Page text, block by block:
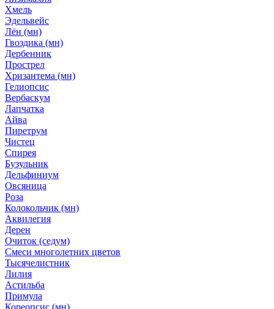
Хмель
Эдельвейс
Лён (мн)
Гвоздика (мн)
Дербенник
Прострел
Хризантема (мн)
Гелиопсис
Вербаскум
Лапчатка
Айва
Пиретрум
Чистец
Спирея
Бузульник
Дельфиниум
Овсяница
Роза
Колокольчик (мн)
Аквилегия
Дерен
Очиток (седум)
Смеси многолетних цветов
Тысячелистник
Лилия
Астильба
Примула
Кореопсис (мн)